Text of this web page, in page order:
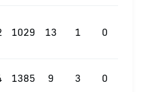
1029 13 1 0
1385 9 3 0